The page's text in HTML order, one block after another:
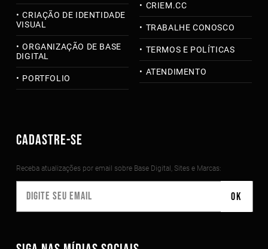
CRIAÇÃO DE IDENTIDADE
VISUAL
ORGANIZAÇÃO DE BASE
DIGITAL
PORTFOLIO
CRIEM.CC
TRABALHE CONOSCO
TERMOS E POLÍTICAS
ATENDIMENTO
CADASTRE-SE
Receba atualizações por email sobre Base Digital, Sites e Marcas: